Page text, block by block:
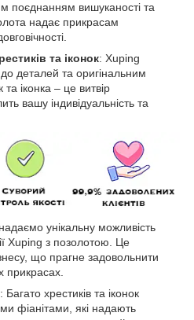
поєднанням вишуканості та
надає прикрасам
та іконок: Xuping
деталей та оригінальним
іконка – це витвір
вашу індивідуальність та
унікальну можливість
Xuping з позолотою. Це
що прагне задовольнити
прикрасах.
: Багато хрестиків та іконок
фіанітами, які надають